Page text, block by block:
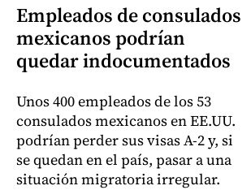
Empleados de consulados
mexicanos podrían
quedar indocumentados
Unos 400 empleados de los 53
consulados mexicanos en EE.UU.
podrían perder sus visas A-2 y, si
se quedan en el país, pasar a una
situación migratoria irregular.